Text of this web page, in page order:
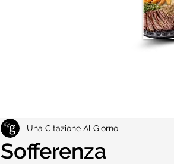
Sofferenza
Una Citazione Al Giorno